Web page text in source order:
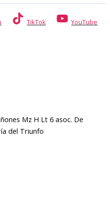
TikTok YouTube
Mz H Lt 6 asoc. De
del Triunfo